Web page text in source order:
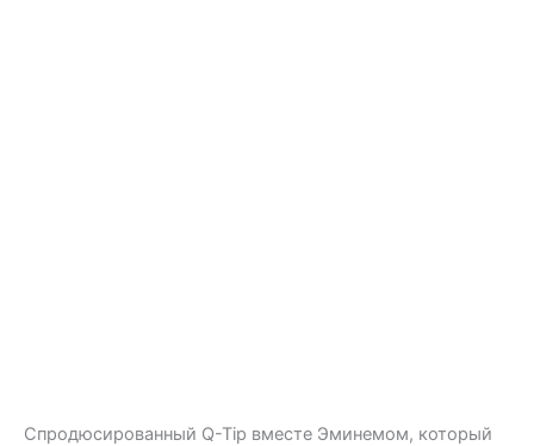
Спродюсированный Q-Tip вместе Эминемом, который